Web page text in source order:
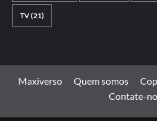
TV(21)
Maxiverso Quem somos
Contate-